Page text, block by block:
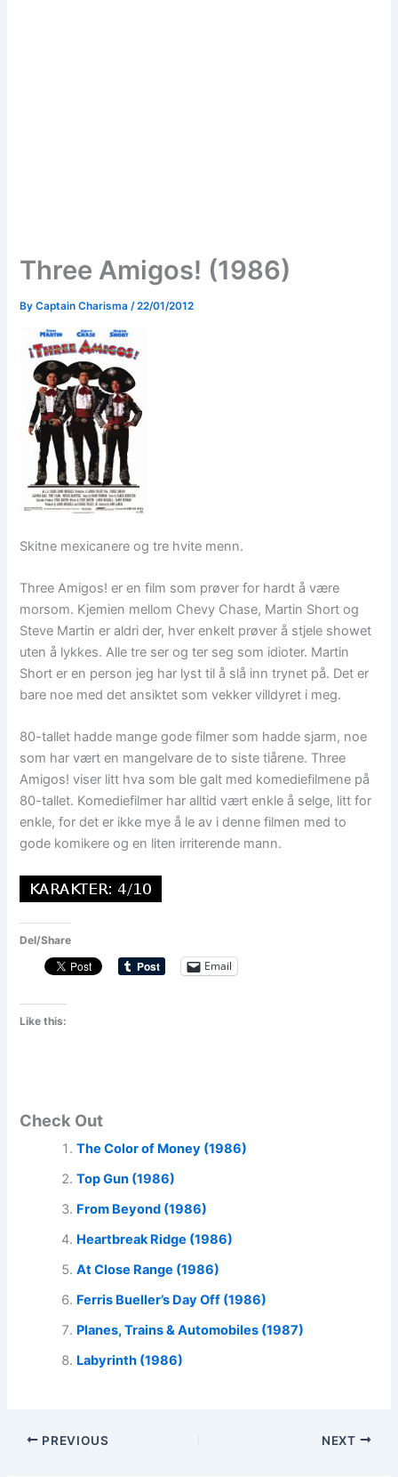
Three Amigos! (1986)
ByCaptain Charisma /22/01/2012
Skitne mexicanere og tre hvite menn.
Three Amigos! er en film som prøver for hardt å være
morsom. Kjemien mellom Chevy Chase, Martin Short og
Steve Martin er aldri der, hver enkelt prøver å stjele showet
uten å lykkes. Alle tre ser og ter seg som idioter. Martin
Short er en person jeg har lyst til å slå inn trynet på. Det er
bare noe med det ansiktet som vekker villdyret i meg.
80-tallet hadde mange gode filmer som hadde sjarm, noe
som har vært en mangelvare de to siste tiårene. Three
Amigos! viser litt hva som ble galt med komediefilmene på
80-tallet. Komediefilmer har alltid vært enkle å selge, litt for
enkle, for det er ikke mye å le av i denne filmen med to
gode komikere og en liten irriterende mann.
Del/Share
Email
Like this:
Check Out
The Color of Money (1986)
Top Gun (1986)
From Beyond (1986)
Heartbreak Ridge (1986)
At Close Range (1986)
Ferris Bueller’s Day Off (1986)
Planes, Trains & Automobiles (1987)
Labyrinth (1986)
PREVIOUS NEXT